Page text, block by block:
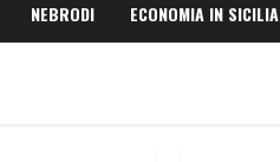
NEBRODI ECONOMIA IN SICILIA